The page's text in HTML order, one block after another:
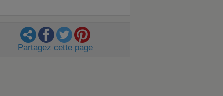
Partagez cette page